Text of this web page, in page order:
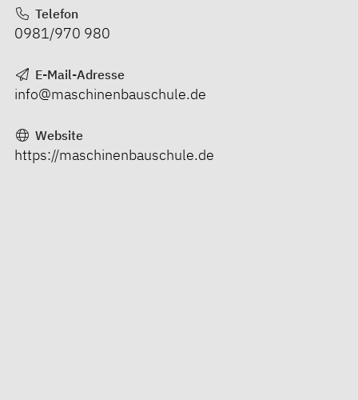
Telefon
0981/970 980
E-Mail-Adresse
info@maschinenbauschule.de
Website
https://maschinenbauschule.de